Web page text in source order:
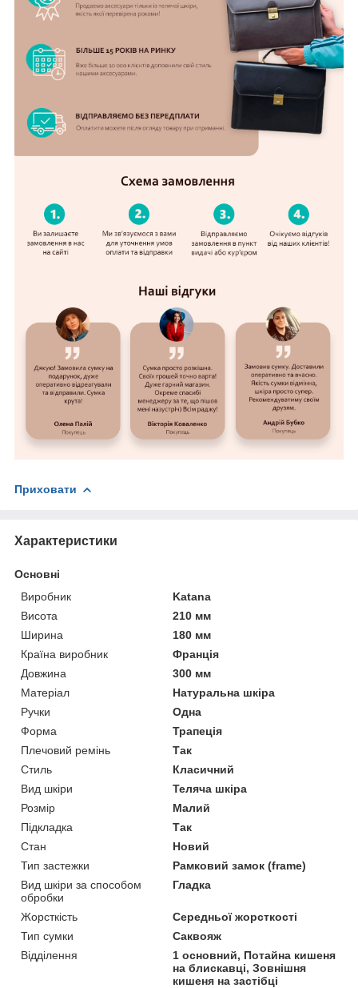
Приховати
Характеристики
Основні
Виробник
Katana
Висота
210 мм
Ширина
180 мм
Країна виробник
Франція
Довжина
300 мм
Матеріал
Натуральна шкіра
Ручки
Одна
Форма
Трапеція
Плечовий ремінь
Так
Стиль
Класичний
Вид шкіри
Теляча шкіра
Розмір
Малий
Підкладка
Так
Стан
Новий
Тип застежки
Рамковий замок (frame)
Вид шкіри за способом
обробки
Гладка
Жорсткість
Середньої жорсткості
Тип сумки
Саквояж
Відділення
1 основний, Потайна кишеня
на блискавці, Зовнішня
кишеня на застібці